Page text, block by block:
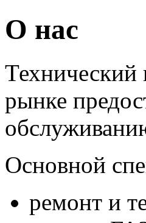
О нас
Технический
рынке
Основной
ремонт и